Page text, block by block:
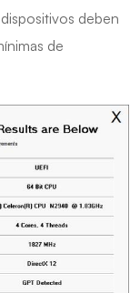
deben
de